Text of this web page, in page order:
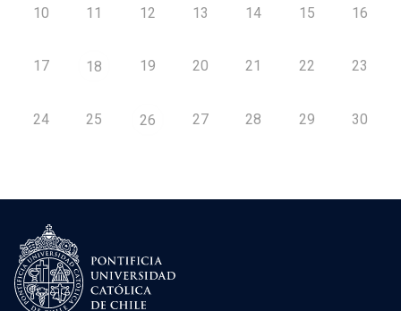
10 11 12 13 14 15 16
17 18 19 20 21 22 23
24 25 26 27 28 29 30